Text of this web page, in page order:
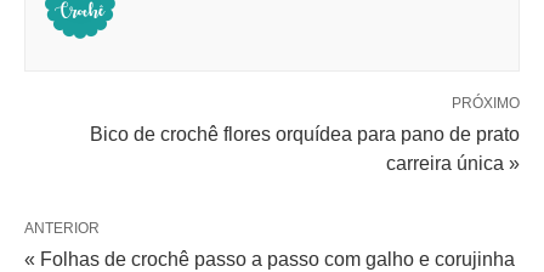
PRÓXIMO
Bico de crochê flores orquídea para pano de prato
carreira única »
ANTERIOR
« Folhas de crochê passo a passo com galho e corujinha